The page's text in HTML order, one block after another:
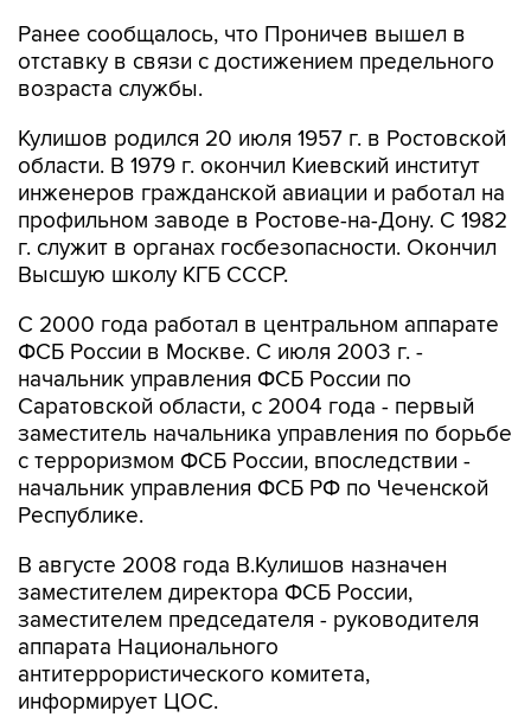
Ранее сообщалось, что Проничев вышел в
отставку в связи с достижением предельного
возраста службы.
Кулишов родился 20 июля 1957 г. в Ростовской
области. В 1979 г. окончил Киевский институт
инженеров гражданской авиации и работал на
профильном заводе в Ростове-на-Дону. С 1982
г. служит в органах госбезопасности. Окончил
Высшую школу КГБ СССР.
С 2000 года работал в центральном аппарате
ФСБ России в Москве. С июля 2003 г. -
начальник управления ФСБ России по
Саратовской области, с 2004 года - первый
заместитель начальника управления по борьбе
с терроризмом ФСБ России, впоследствии -
начальник управления ФСБ РФ по Чеченской
Республике.
В августе 2008 года В.Кулишов назначен
заместителем директора ФСБ России,
заместителем председателя - руководителя
аппарата Национального
антитеррористического комитета,
информирует ЦОС.